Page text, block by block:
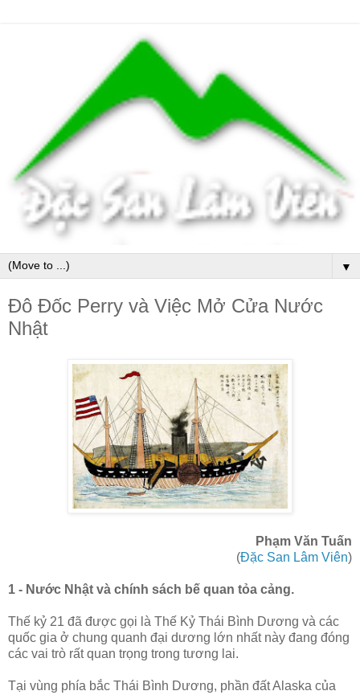
▼
Đô Đốc Perry và Việc Mở Cửa Nước
Nhật
Phạm Văn Tuấn
(Đặc San Lâm Viên)
1 - Nước Nhật và chính sách bế quan tỏa cảng.
Thế kỷ 21 đã được gọi là Thế Kỷ Thái Bình Dương và các
quốc gia ở chung quanh đại dương lớn nhất này đang đóng
các vai trò rất quan trọng trong tương lai.
Tại vùng phía bắc Thái Bình Dương, phần đất Alaska của